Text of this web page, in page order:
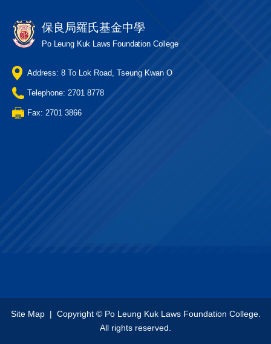
保良局羅氏基金中學
Po Leung Kuk Laws Foundation College
Address: 8 To Lok Road, Tseung Kwan O
Telephone: 2701 8778
Fax: 2701 3866
Site Map| Copyright © Po Leung Kuk Laws Foundation College.
All rights reserved.